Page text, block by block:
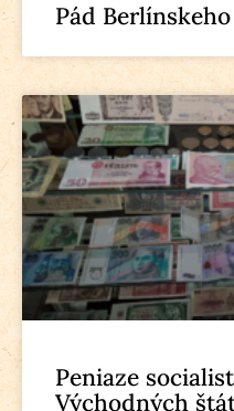
Pád
Peniaze
Východných